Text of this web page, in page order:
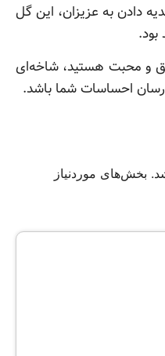
دادن به عزیزان، این گل
بود.
و محبت هستید، شاخه‌ای
احساسات شما باشد.
بخش‌های موردنیاز